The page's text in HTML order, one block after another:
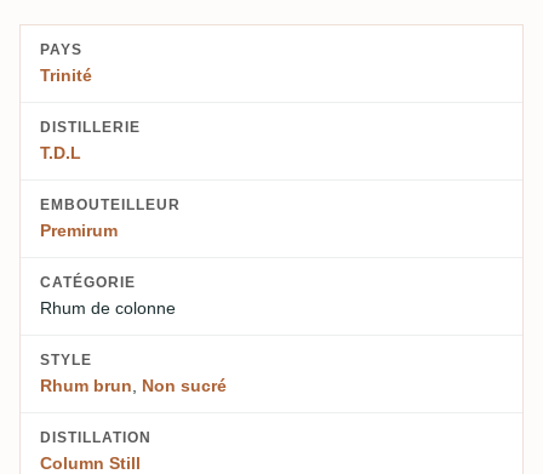
PAYS
Trinité
DISTILLERIE
T.D.L
EMBOUTEILLEUR
Premirum
CATÉGORIE
Rhum de colonne
STYLE
Rhum brun Non sucré
DISTILLATION
Column Still